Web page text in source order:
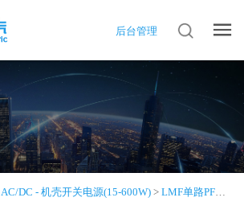
后台管理
AC/DC - 机壳开关电源(15-600W)> LMF单路PFC系列(75-320W)